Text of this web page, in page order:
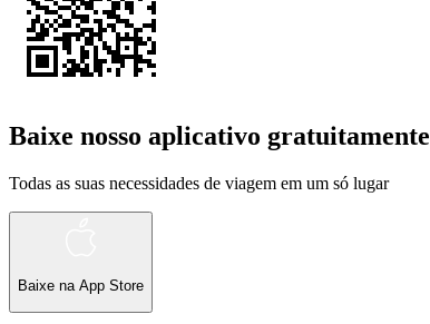
Baixe nosso aplicativo gratuitamente
Todas as suas necessidades de viagem em um só lugar
Baixe na App Store